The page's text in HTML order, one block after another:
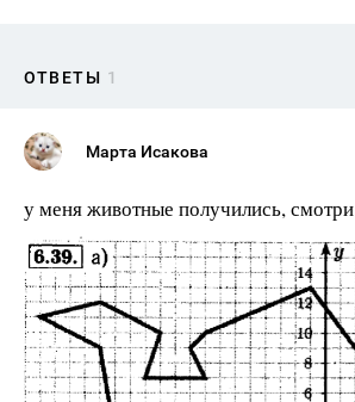
ОТВЕТЫ 1
Марта Исакова
у меня животные получились, смотри